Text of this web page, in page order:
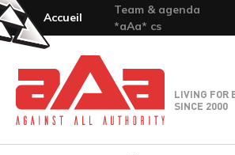
Accueil
Team & agenda
*aAa* cs
Team-aAa - against All authority
LIVING FOR
SINCE 2000